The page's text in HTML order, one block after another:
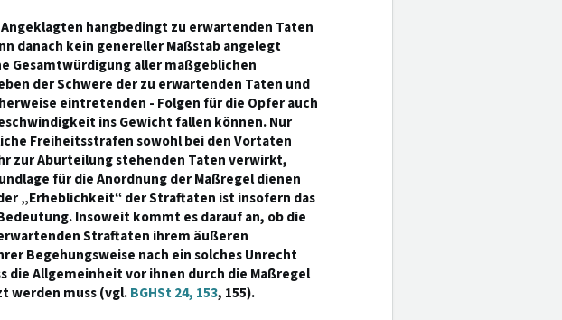
hangbedingt zu erwartenden Taten
danach kein genereller Maßstab angelegt
Gesamtwürdigung aller maßgeblichen
der Schwere der zu erwartenden Taten und
eintretenden - Folgen für die Opfer auch
ins Gewicht fallen können. Nur
Freiheitsstrafen sowohl bei den Vortaten
zur Aburteilung stehenden Taten verwirkt,
für die Anordnung der Maßregel dienen
„Erheblichkeit“ der Straftaten ist insofern das
Insoweit kommt es darauf an, ob die
Straftaten ihrem äußeren
Begehungsweise nach ein solches Unrecht
die Allgemeinheit vor ihnen durch die Maßregel
werden muss (vgl.BGHSt 24, 153, 155).